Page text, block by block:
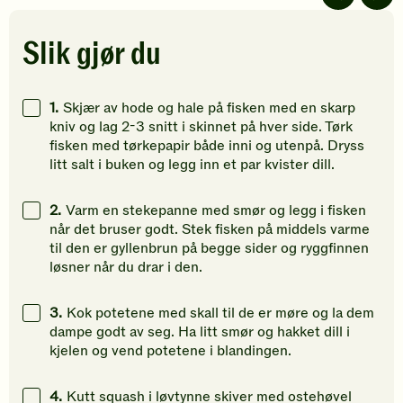
stjerner.
Klikk
å
gi
vurdering.
gi
din
vurdering.
gi
din
Slik gjør du
1. Skjær av hode og hale på fisken med en skarp
kniv og lag 2-3 snitt i skinnet på hver side. Tørk
fisken med tørkepapir både inni og utenpå. Dryss
litt salt i buken og legg inn et par kvister dill.
2. Varm en stekepanne med smør og legg i fisken
når det bruser godt. Stek fisken på middels varme
til den er gyllenbrun på begge sider og ryggfinnen
løsner når du drar i den.
3. Kok potetene med skall til de er møre og la dem
dampe godt av seg. Ha litt smør og hakket dill i
kjelen og vend potetene i blandingen.
4. Kutt squash i løvtynne skiver med ostehøvel